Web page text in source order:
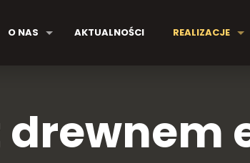
O NAS AKTUALNOŚCI REALIZACJE